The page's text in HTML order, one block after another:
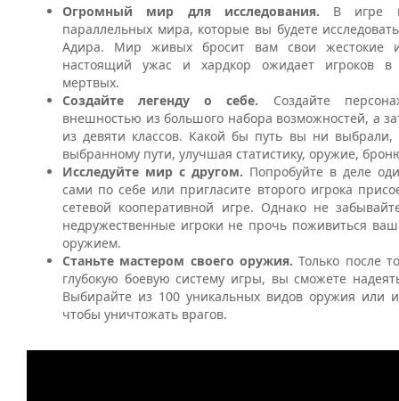
Огромный мир для исследования. В игре
параллельных мира, которые вы будете
Адира. Мир живых бросит вам свои жестокие
настоящий ужас и хардкор ожидает игроков
мертвых.
Создайте легенду о себе. Создайте
внешностью из большого набора возможностей, а
из девяти классов. Какой бы путь вы ни выбрали,
выбранному пути, улучшая статистику, оружие,
Исследуйте мир с другом. Попробуйте в деле
сами по себе или пригласите второго игрока
сетевой кооперативной игре. Однако не
недружественные игроки не прочь поживиться
оружием.
Станьте мастером своего оружия.Только после
глубокую боевую систему игры, вы сможете
Выбирайте из 100 уникальных видов оружия или
чтобы уничтожать врагов.